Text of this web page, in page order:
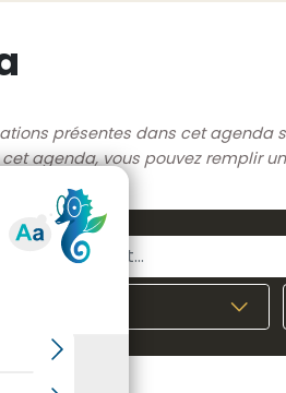
présentes dans cet agenda
agenda, vous pouvez remplir